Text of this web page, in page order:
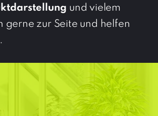
und vielem
gerne zur Seite und helfen